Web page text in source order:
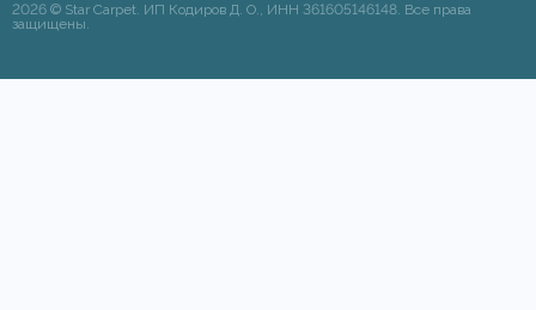
2026 © Star Carpet. ИП Кодиров Д. О., ИНН 361605146148. Все права
защищены.